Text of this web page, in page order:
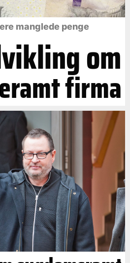
manglede penge
om
firma